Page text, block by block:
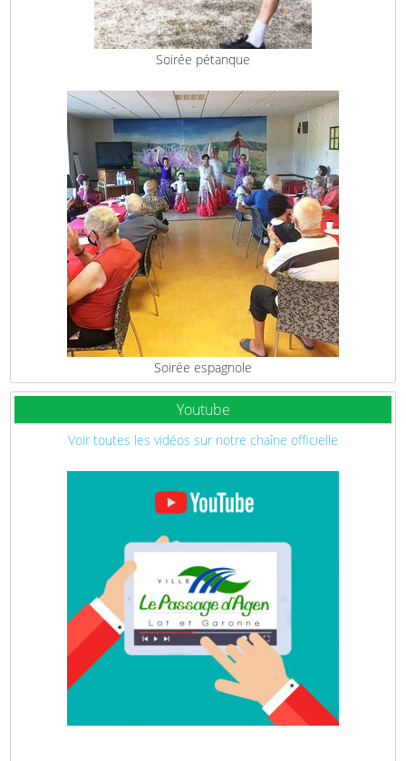
Soirée pétanque
Soirée espagnole
Youtube
Voir toutes les vidéos sur notre chaîne officielle